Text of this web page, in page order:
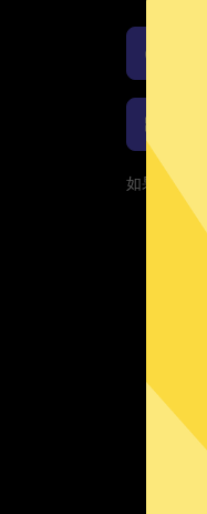
欧
如果您的